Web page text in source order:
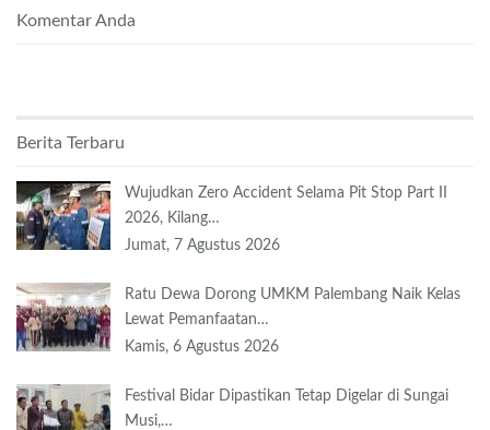
Komentar Anda
Berita Terbaru
Wujudkan Zero Accident Selama Pit Stop Part II
2026, Kilang…
Jumat, 7 Agustus 2026
Ratu Dewa Dorong UMKM Palembang Naik Kelas
Lewat Pemanfaatan…
Kamis, 6 Agustus 2026
Festival Bidar Dipastikan Tetap Digelar di Sungai
Musi,…